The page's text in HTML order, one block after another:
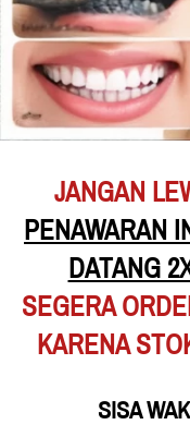
JANGAN
PENAWARAN
DATANG
SEGERA
KARENA
SISA